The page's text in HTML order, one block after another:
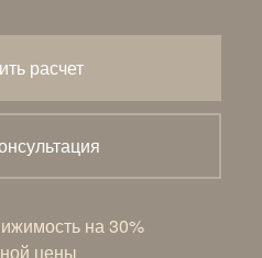
расчет
на 30%
цены